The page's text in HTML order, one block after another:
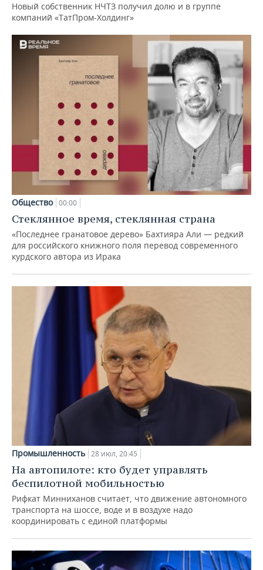
Новый собственник НЧТЗ получил долю и в группе
компаний «ТатПром-Холдинг»
Общество 00:00
Стеклянное время, стеклянная страна
«Последнее гранатовое дерево» Бахтияра Али — редкий
для российского книжного поля перевод современного
курдского автора из Ирака
Промышленность 28 июл, 20:45
На автопилоте: кто будет управлять
беспилотной мобильностью
Рифкат Минниханов считает, что движение автономного
транспорта на шоссе, воде и в воздухе надо
координировать с единой платформы